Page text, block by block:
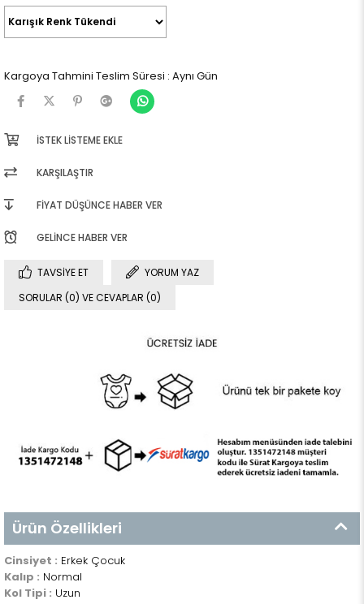
Kargoya Tahmini Teslim Süresi : Aynı Gün
İSTEK LISTEME EKLE
KARŞILAŞTIR
FIYAT DÜŞÜNCE HABER VER
GELINCE HABER VER
TAVSIYE ET
YORUM YAZ
SORULAR (0) VE CEVAPLAR (0)
Ürün Özellikleri
Cinsiyet : Erkek Çocuk
Kalıp : Normal
Kol Tipi : Uzun